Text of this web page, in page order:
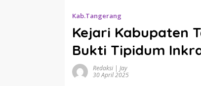
Kab.Tangerang
Kejari Kabupaten
Bukti Tipidum
Redaksi | Jay
30 April 2025